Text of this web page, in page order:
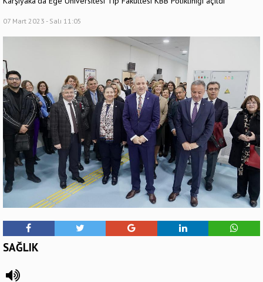
07 Mart 2023 - Salı 11:05
SAĞLIK